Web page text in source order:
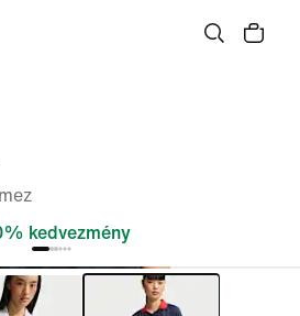
kedvezmény